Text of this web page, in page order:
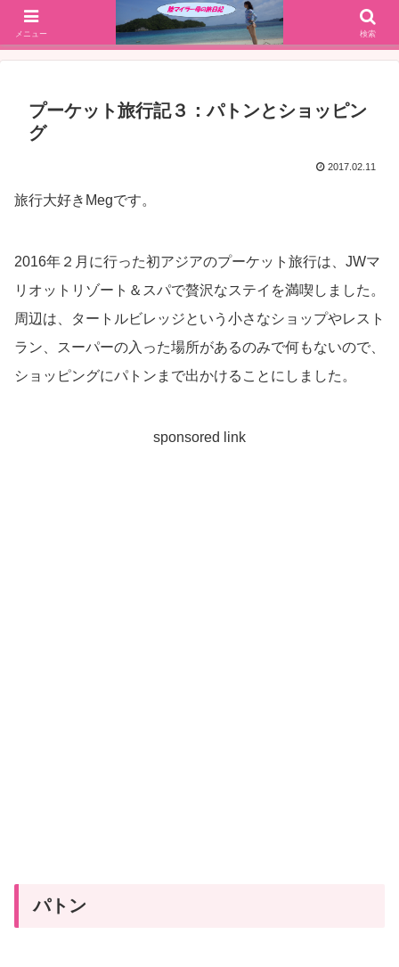
SFC修行(2016年解脱!)からJGC修行(2017年解脱)を決意、絶景や美味しいもの
大好きな働く陸マイラー母の旅行ブログ
プーケット旅行記３：パトンとショッピン
グ
2017.02.11
旅行大好きMegです。
2016年２月に行った初アジアのプーケット旅行は、JWマ
リオットリゾート＆スパで贅沢なステイを満喫しました。
周辺は、タートルビレッジという小さなショップやレスト
ラン、スーパーの入った場所があるのみで何もないので、
ショッピングにパトンまで出かけることにしました。
sponsored link
パトン
メニュー 検索